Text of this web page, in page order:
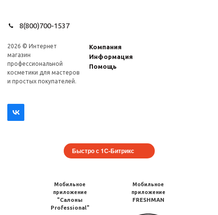
8(800)700-1537
2026 © Интернет
магазин
профеcсиональной
косметики для мастеров
и простых покупателей.
Компания
Информация
Помощь
Быстро с 1С-Битрикс
Мобильное
приложение
"Салоны
Professional"
Мобильное
приложение
FRESHMAN